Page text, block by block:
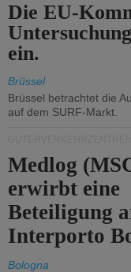
Die EU-
ein.
Brüssel
Brüssel betrachtet die
auf dem SURF-Markt.
Medlog
erwirbt eine
Beteiligung
Interporto
Bologna